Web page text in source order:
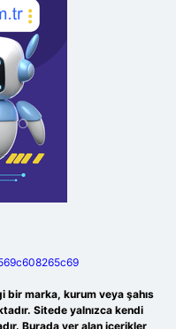
bir marka, kurum veya şahıs
Sitede yalnızca kendi
Burada yer alan içerikler